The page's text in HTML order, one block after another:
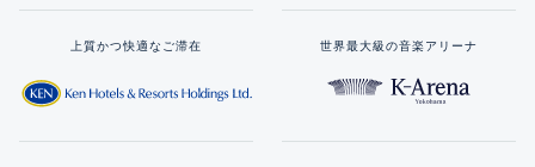
上質かつ快適なご滞在 世界最大級の音楽アリーナ